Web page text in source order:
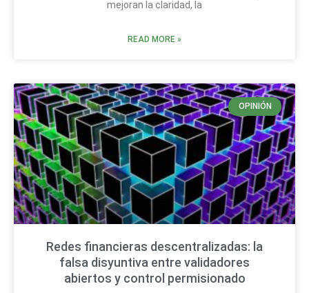
mejoran la claridad, la
READ MORE »
OPINIÓN
Redes financieras descentralizadas: la
falsa disyuntiva entre validadores
abiertos y control permisionado